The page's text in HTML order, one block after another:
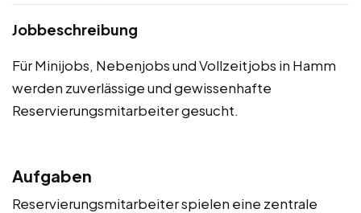
Jobbeschreibung
Für Minijobs, Nebenjobs und Vollzeitjobs in Hamm
werden zuverlässige und gewissenhafte
Reservierungsmitarbeiter gesucht.
Aufgaben
Reservierungsmitarbeiter spielen eine zentrale